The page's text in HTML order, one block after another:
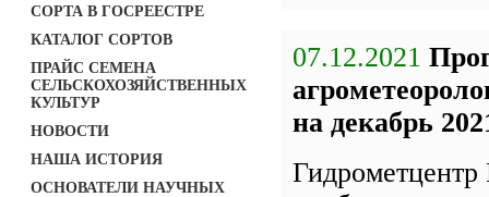
СОРТА В ГОСРЕЕСТРЕ
КАТАЛОГ СОРТОВ
ПРАЙС СЕМЕНА
СЕЛЬСКОХОЗЯЙСТВЕННЫХ
КУЛЬТУР
НОВОСТИ
НАША ИСТОРИЯ
ОСНОВАТЕЛИ НАУЧНЫХ
07.12.2021
на декабрь
Гидрометцентр